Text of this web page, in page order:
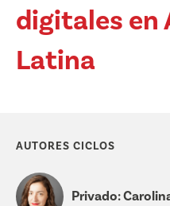
digitales en
Latina
AUTORES CICLOS
Privado: